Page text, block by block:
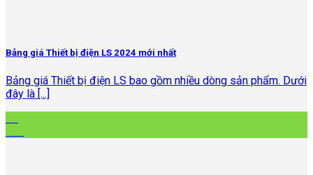
Bảng giá Thiết bị điện LS 2024 mới nhất
Bảng giá Thiết bị điện LS bao gồm nhiều dòng sản phẩm. Dưới
đây là [...]